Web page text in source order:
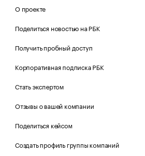
О проекте
Поделиться новостью на РБК
Получить пробный доступ
Корпоративная подписка РБК
Стать экспертом
Отзывы о вашей компании
Поделиться кейсом
Создать профиль группы компаний